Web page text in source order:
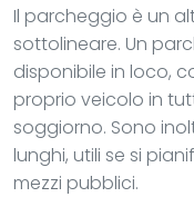
Il parcheggio è un
sottolineare. Un
disponibile in loco,
proprio veicolo in
soggiorno. Sono
lunghi, utili se si
mezzi pubblici.